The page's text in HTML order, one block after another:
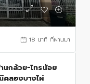
18 นาที ที่ผ่านมา
นกล้วย-ไทรน้อย
คลองบางไผ่